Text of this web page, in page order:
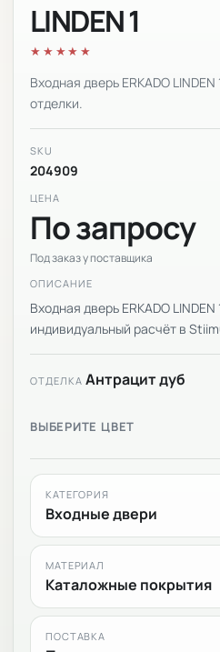
LINDEN 1
★★★★★
Входная дверь ERKADO
отделки.
SKU
204909
ЦЕНА
По запросу
Под заказ у поставщика
ОПИСАНИЕ
Входная дверь ERKADO
индивидуальный расчёт в
ОТДЕЛКА Антрацит дуб
ВЫБЕРИТЕ ЦВЕТ
КАТЕГОРИЯ
Входные двери
МАТЕРИАЛ
Каталожные покрытия
ПОСТАВКА